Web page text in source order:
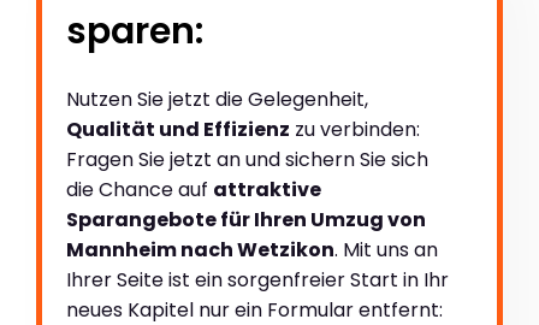
sparen:
Nutzen Sie jetzt die Gelegenheit,
Qualität und Effizienz zu verbinden:
Fragen Sie jetzt an und sichern Sie sich
die Chance auf attraktive
Sparangebote für Ihren Umzug von
Mannheim nach Wetzikon. Mit uns an
Ihrer Seite ist ein sorgenfreier Start in Ihr
neues Kapitel nur ein Formular entfernt: